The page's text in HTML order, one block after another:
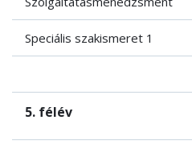
Speciális szakismeret 1
5. félév